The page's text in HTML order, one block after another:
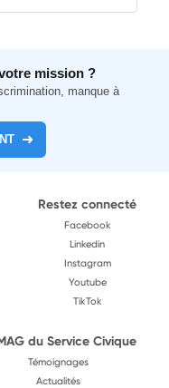
mission ?
manque à
Restez connecté
Facebook
Linkedin
Instagram
Youtube
TikTok
du Service Civique
Témoignages
Actualités